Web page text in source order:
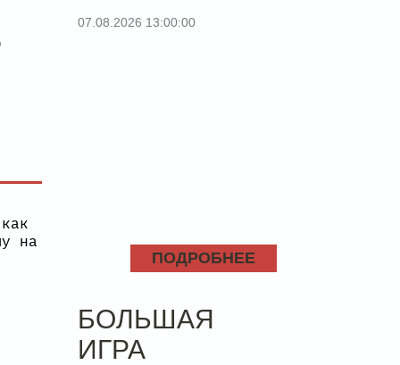
на
07.08.2026 13:00:00
ПОДРОБНЕЕ
БОЛЬШАЯ
ИГРА